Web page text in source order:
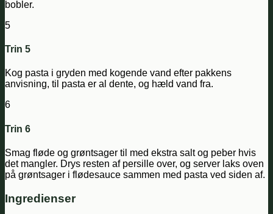
bobler.
5
Trin 5
Kog pasta i gryden med kogende vand efter pakkens
anvisning, til pasta er al dente, og hæld vand fra.
6
Trin 6
Smag fløde og grøntsager til med ekstra salt og peber hvis
det mangler. Drys resten af persille over, og server laks oven
på grøntsager i flødesauce sammen med pasta ved siden af.
Ingredienser